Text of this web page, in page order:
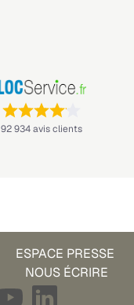
Note : 4,1 sur 5 —
92 934 avis clients
ESPACE PRESSE
NOUS ÉCRIRE